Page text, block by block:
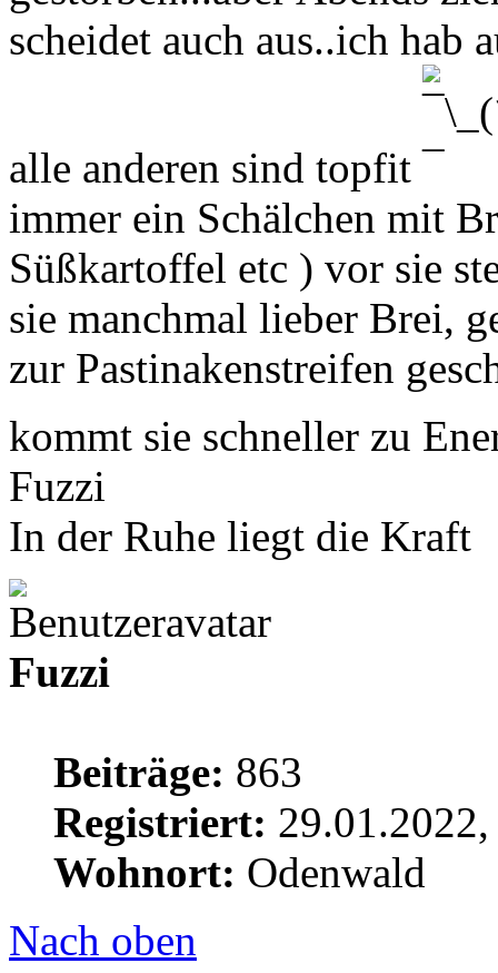
scheidet auch aus..ich hab
alle anderen sind topfit
immer ein Schälchen mit
Süßkartoffel etc ) vor sie
sie manchmal lieber Brei,
zur Pastinakenstreifen
kommt sie schneller zu
Fuzzi
In der Ruhe liegt die Kraft
Fuzzi
Beiträge: 863
Registriert:
Wohnort: Odenwald
Nach oben